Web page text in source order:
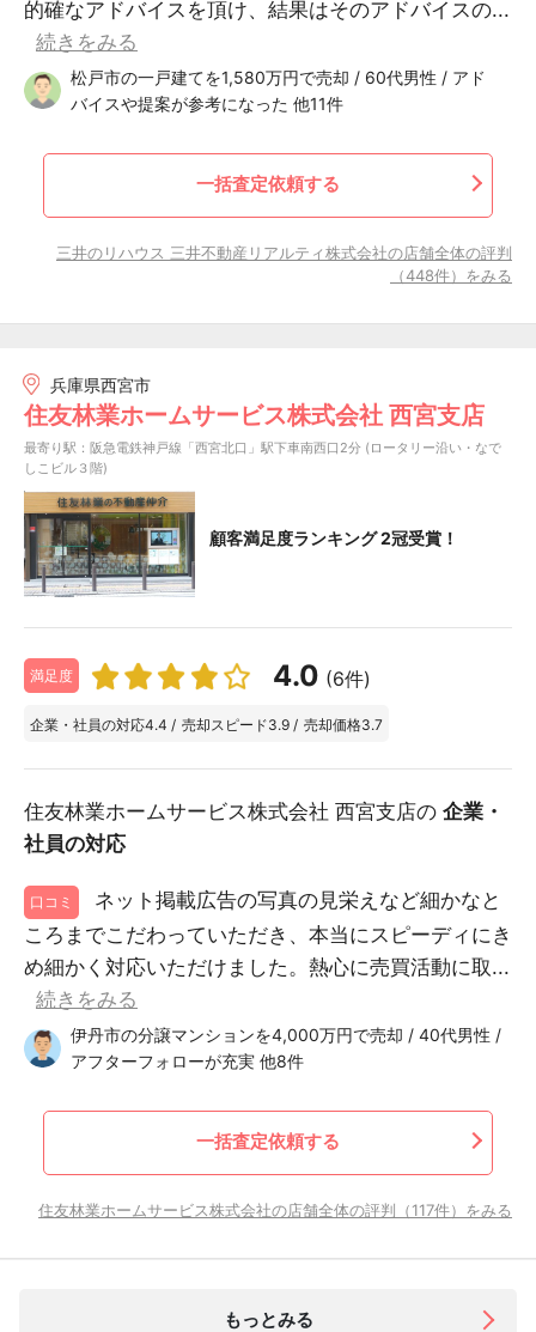
的確なアドバイスを頂け、結果はそのアドバイスの...
続きをみる
松戸市の一戸建てを1,580万円で売却 / 60代男性 / アド
バイスや提案が参考になった 他11件
一括査定依頼する
三井のリハウス 三井不動産リアルティ株式会社の店舗全体の評判
（448件）をみる
兵庫県西宮市
住友林業ホームサービス株式会社 西宮支店
最寄り駅：阪急電鉄神戸線「西宮北口」駅下車南西口2分 (ロータリー沿い・なで
しこビル３階)
顧客満足度ランキング 2冠受賞！
満足度 4.0 (6件)
企業・社員の対応4.4 / 売却スピード3.9 / 売却価格3.7
住友林業ホームサービス株式会社 西宮支店の 企業・
社員の対応
口コミ
ネット掲載広告の写真の見栄えなど細かなと
ころまでこだわっていただき、本当にスピーディにき
め細かく対応いただけました。熱心に売買活動に取...
続きをみる
伊丹市の分譲マンションを4,000万円で売却 / 40代男性 /
アフターフォローが充実 他8件
一括査定依頼する
住友林業ホームサービス株式会社の店舗全体の評判（117件）をみる
もっとみる